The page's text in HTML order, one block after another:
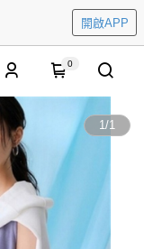
開啟APP
0
1/1